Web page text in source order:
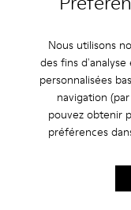
Nous utilisons
des fins
personnalisées
navigation
pouvez obtenir
préférences